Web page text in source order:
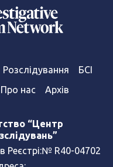
Розслідування
БСІ
Про нас Архів
“Центр
Реєстрі:№ R40-04702